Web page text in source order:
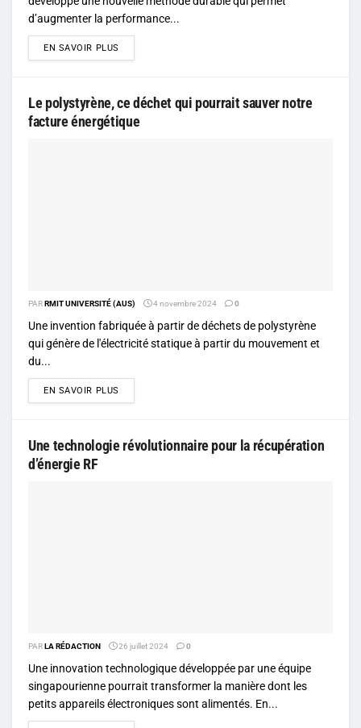
d’augmenter la performance...
EN SAVOIR PLUS
Le polystyrène, ce déchet qui pourrait sauver notre
facture énergétique
PARRMIT UNIVERSITÉ (AUS) 4 novembre 2024 0
Une invention fabriquée à partir de déchets de polystyrène
qui génère de l'électricité statique à partir du mouvement et
du...
EN SAVOIR PLUS
Une technologie révolutionnaire pour la récupération
d’énergie RF
PARLA RÉDACTION 26 juillet 2024 0
Une innovation technologique développée par une équipe
singapourienne pourrait transformer la manière dont les
petits appareils électroniques sont alimentés. En...